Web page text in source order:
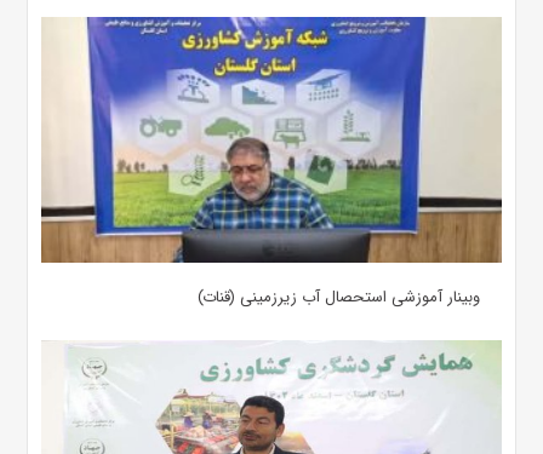
وبینار آموزشی استحصال آب زیرزمینی (قنات)